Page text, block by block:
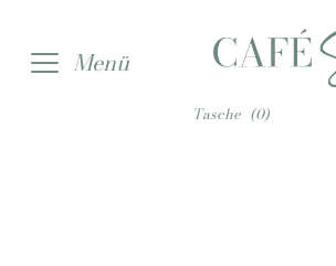
Navigation
InhaltMenü
Tasche (0)